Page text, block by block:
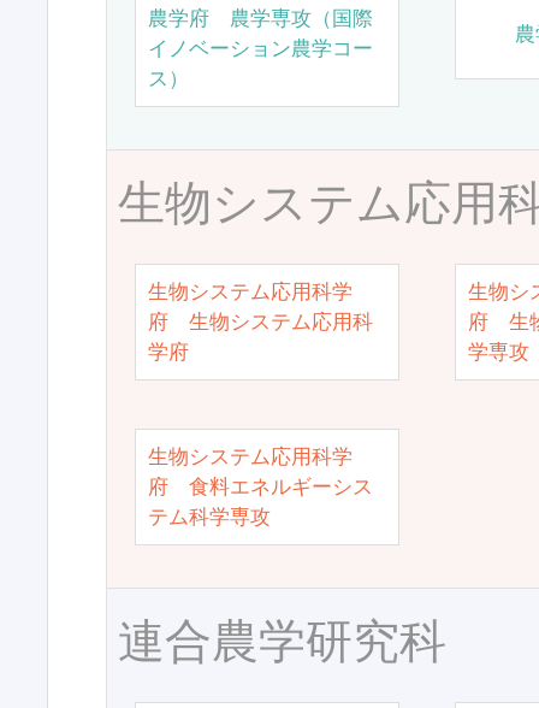
農学府 農学専攻（国際
イノベーション農学コー
ス）
生物システム応用
生物システム応用科学
府 生物システム応用科
学府
生物シ
府 生
学専攻
生物システム応用科学
府 食料エネルギーシス
テム科学専攻
連合農学研究科